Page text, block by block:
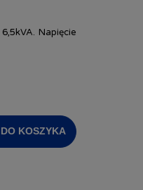
Napięcie
DO KOSZYKA